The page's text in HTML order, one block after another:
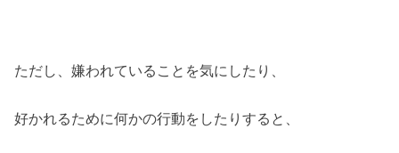
ただし、嫌われていることを気にしたり、
好かれるために何かの行動をしたりすると、